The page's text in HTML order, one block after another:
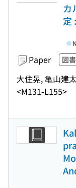
カ
定
Paper 図書
大住晃, 亀山建
<M131-L155>